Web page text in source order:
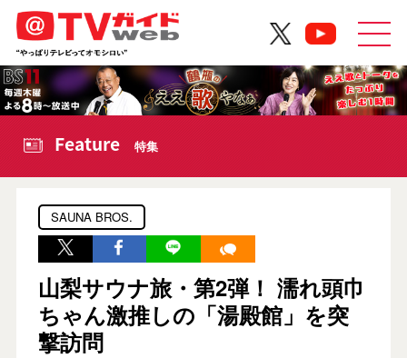
Feature 特集
SAUNA BROS.
山梨サウナ旅・第2弾！ 濡れ頭巾
ちゃん激推しの「湯殿館」を突
撃訪問